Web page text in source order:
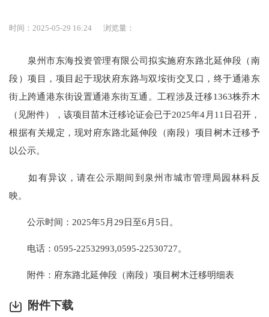
时间：2025-05-29 16:24 浏览量：
泉州市东海投资管理有限公司拟实施府东路北延伸段（南
段）项目，项目起于现状府东路与双垵街交叉口，终于通港东
街上跨通港东街设置通港东街互通。工程涉及迁移1363株乔木
（见附件），该项目苗木迁移论证会已于2025年4月11日召开，
根据有关规定，现对府东路北延伸段（南段）项目树木迁移予
以公示。
如有异议，请在公示期间到泉州市城市管理局园林科反
映。
公示时间：2025年5月29日至6月5日。
电话：0595-22532993,0595-22530727。
附件：府东路北延伸段（南段）项目树木迁移明细表
附件下载